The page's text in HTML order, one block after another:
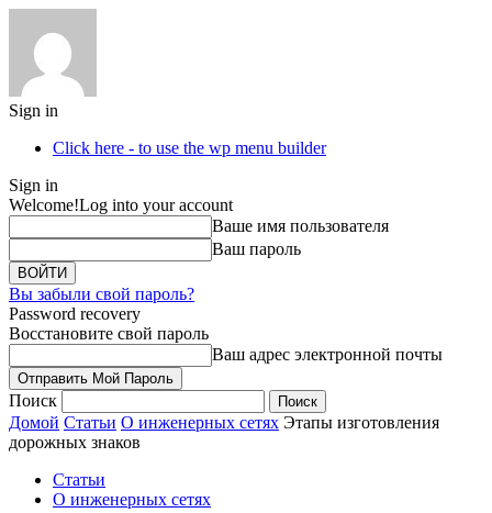
Sign in
Click here - to use the wp menu builder
Sign in
Welcome!Log into your account
Ваше имя пользователя
Ваш пароль
Вы забыли свой пароль?
Password recovery
Восстановите свой пароль
Ваш адрес электронной почты
Поиск
Домой Статьи О инженерных сетях Этапы изготовления
дорожных знаков
Статьи
О инженерных сетях